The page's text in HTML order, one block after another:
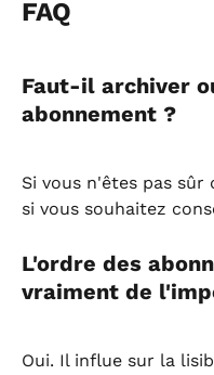
FAQ
Faut-il archiver
abonnement ?
Si vous n'êtes pas sûr
si vous souhaitez
L'ordre des
vraiment de
Oui. Il influe sur la